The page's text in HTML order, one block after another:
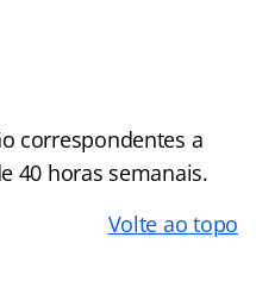
correspondentes a
40 horas semanais.
Volte ao topo